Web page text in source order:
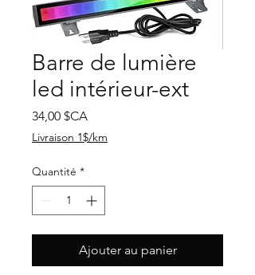
Barre de lumière
led intérieur-ext
34,00 $CA
Livraison 1$/km
Quantité *
Ajouter au panier